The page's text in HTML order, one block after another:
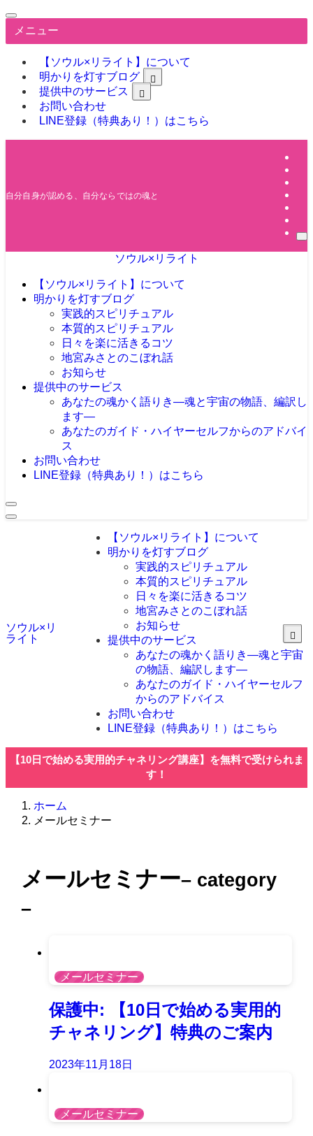
メニュー
【ソウル×リライト】について
明かりを灯すブログ
提供中のサービス
お問い合わせ
LINE登録（特典あり！）はこちら
自分自身が認める、自分ならではの魂と人生
ソウル×リライト
【ソウル×リライト】について
明かりを灯すブログ
実践的スピリチュアル
本質的スピリチュアル
日々を楽に活きるコツ
地宮みさとのこぼれ話
お知らせ
提供中のサービス
あなたの魂かく語りき―魂と宇宙の物語、編訳し
ます―
あなたのガイド・ハイヤーセルフからのアドバイ
ス
お問い合わせ
LINE登録（特典あり！）はこちら
ソウル×リ
ライト
【ソウル×リライト】について
明かりを灯すブログ
実践的スピリチュアル
本質的スピリチュアル
日々を楽に活きるコツ
地宮みさとのこぼれ話
お知らせ
提供中のサービス
あなたの魂かく語りき―魂と宇宙
の物語、編訳します―
あなたのガイド・ハイヤーセルフ
からのアドバイス
お問い合わせ
LINE登録（特典あり！）はこちら
【10日で始める実用的チャネリング講座】を無料で受けられま
す！
ホーム
メールセミナー
メールセミナー– category
–
メールセミナー
保護中: 【10日で始める実用的
チャネリング】特典のご案内
2023年11月18日
メールセミナー